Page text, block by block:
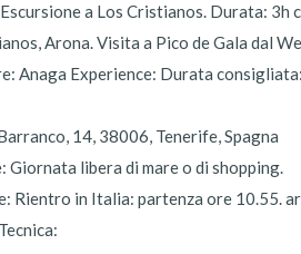
a Los Cristianos. Durata: 3h
Arona. Visita a Pico de Gala dal
Anaga Experience: Durata
14, 38006, Tenerife, Spagna
Giornata libera di mare o di shopping.
Rientro in Italia: partenza ore 10.55.